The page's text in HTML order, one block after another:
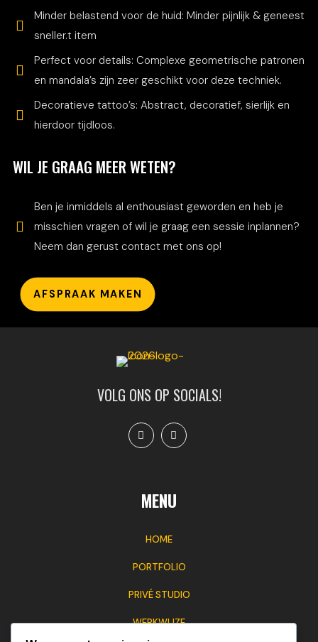
Minder belastend voor de huid: Minder pijnlijk & geneest
sneller.t item
Perfect voor details: Complexe geometrische patronen
en mandala’s zijn zeer geschikt voor deze techniek.
Decoratieve tattoo’s: Abstract, decoratief, sierlijk en
hierdoor tijdloos.
WIL JE GRAAG MEER WETEN?
Ben je inmiddels al enthousiast geworden en heb je
misschien vragen of wil je graag een sessie inplannen?
Neem dan gerust contact met ons op!
AFSPRAAK MAKEN
VOLG ONS OP SOCIALS!
MENU
HOME
PORTFOLIO
PRIVÉ STUDIO
WERKWIJZE